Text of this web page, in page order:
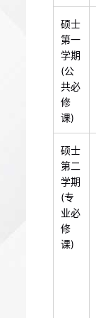
硕士
第一
学期
(公
共必
修
课)
硕士
第二
学期
(专
业必
修
课)